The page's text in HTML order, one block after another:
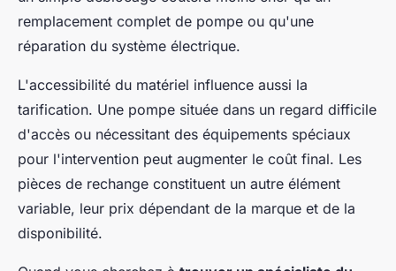
remplacement complet de pompe ou qu'une
réparation du système électrique.
L'accessibilité du matériel influence aussi la
tarification. Une pompe située dans un regard difficile
d'accès ou nécessitant des équipements spéciaux
pour l'intervention peut augmenter le coût final. Les
pièces de rechange constituent un autre élément
variable, leur prix dépendant de la marque et de la
disponibilité.